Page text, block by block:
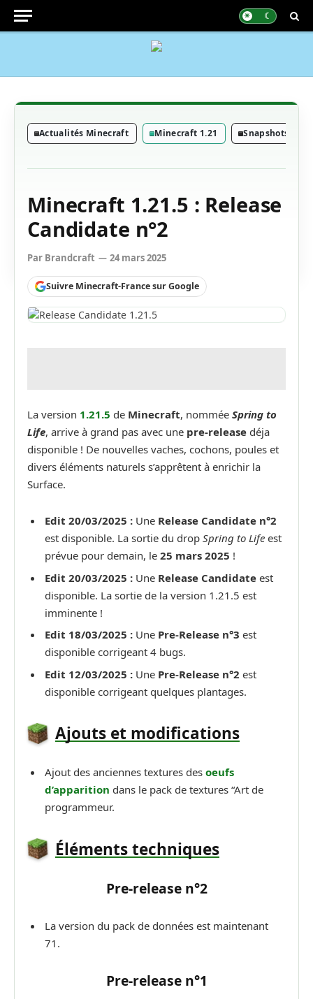
Actualités Minecraft Minecraft 1.21 Snapshots
Minecraft 1.21.5 : Release
Candidate n°2
Par Brandcraft 24 mars 2025
Suivre Minecraft-France sur Google
La version 1.21.5 de Minecraft, nommée Spring to
Life, arrive à grand pas avec une pre-release déja
disponible ! De nouvelles vaches, cochons, poules et
divers éléments naturels s’apprêtent à enrichir la
Surface.
Edit 20/03/2025 : Une Release Candidate n°2
est disponible. La sortie du drop Spring to Life est
prévue pour demain, le 25 mars 2025 !
Edit 20/03/2025 : Une Release Candidate est
disponible. La sortie de la version 1.21.5 est
imminente !
Edit 18/03/2025 : Une Pre-Release n°3 est
disponible corrigeant 4 bugs.
Edit 12/03/2025 : Une Pre-Release n°2 est
disponible corrigeant quelques plantages.
Ajouts et modifications
Ajout des anciennes textures des oeufs
d’apparition dans le pack de textures “Art de
programmeur.
Éléments techniques
Pre-release n°2
La version du pack de données est maintenant
71.
Pre-release n°1